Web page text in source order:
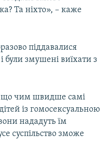
Та ніхто», – каже
піддавалися
були змушені виїхати з
що чим швидше самі
із гомосексуальною
нададуть їм
суспільство зможе